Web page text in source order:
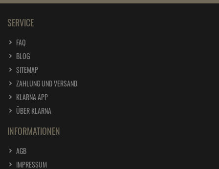
SERVICE
FAQ
BLOG
SITEMAP
ZAHLUNG UND VERSAND
KLARNA APP
ÜBER KLARNA
INFORMATIONEN
AGB
IMPRESSUM